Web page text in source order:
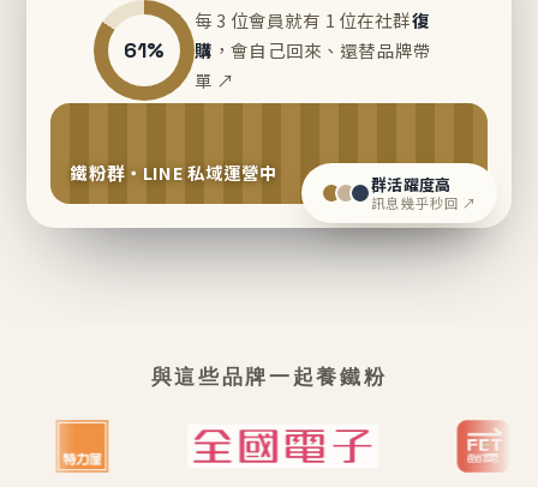
61%
每 3 位會員就有 1 位在社群復
購 ，會自己回來、還替品牌帶
單 ↗
鐵粉群・LINE 私域運營中 群活躍度高
訊息幾乎秒回 ↗
與這些品牌一起養鐵粉